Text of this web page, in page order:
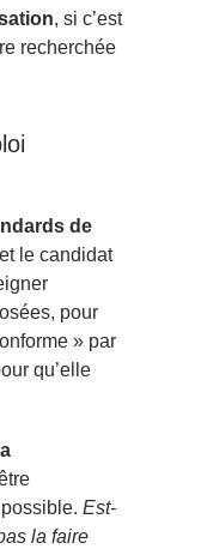
, si c’est
recherchée
de
le candidat
pour
» par
qu’elle
la
Est-
la faire